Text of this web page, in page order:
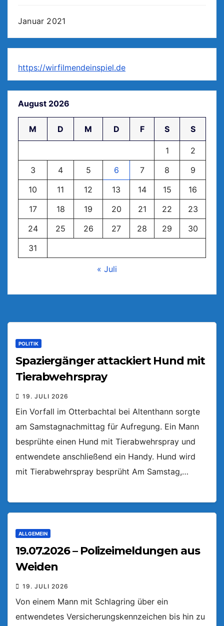
Januar 2021
https://wirfilmendeinspiel.de
August 2026
M D M D F S S
1
2
3
4 5 6 7 8
9
10
11 12 13 14 15
16
17
18 19 20 21 22
23
24
25 26 27 28 29
30
31
« Juli
POLITIK
Spaziergänger attackiert Hund mit
Tierabwehrspray
19. JULI 2026
Ein Vorfall im Otterbachtal bei Altenthann sorgte
am Samstagnachmittag für Aufregung. Ein Mann
besprühte einen Hund mit Tierabwehrspray und
entwendete anschließend ein Handy. Hund wird
mit Tierabwehrspray besprüht Am Samstag,…
ALLGEMEIN
19.07.2026 – Polizeimeldungen aus
Weiden
19. JULI 2026
Von einem Mann mit Schlagring über ein
entwendetes Versicherungskennzeichen bis hin zu